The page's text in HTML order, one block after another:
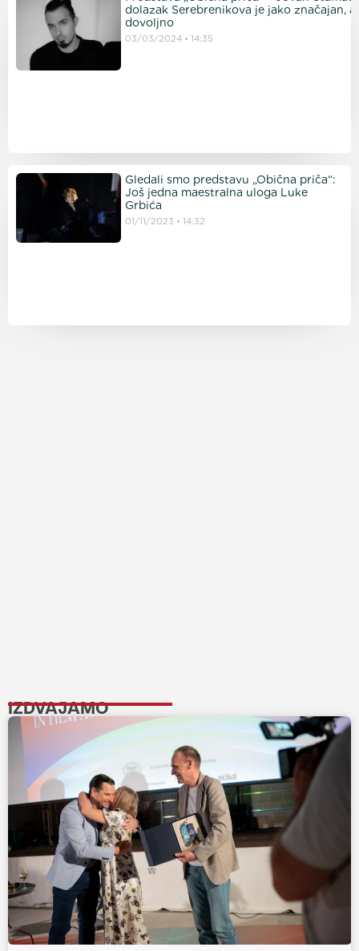
dolazak Serebrenikova je jako značajan,
dovoljno
03/03/2024 14:35
Gledali smo predstavu „Obična priča“:
Još jedna maestralna uloga Luke
Grbića
01/11/2023 14:32
IZDVAJAMO